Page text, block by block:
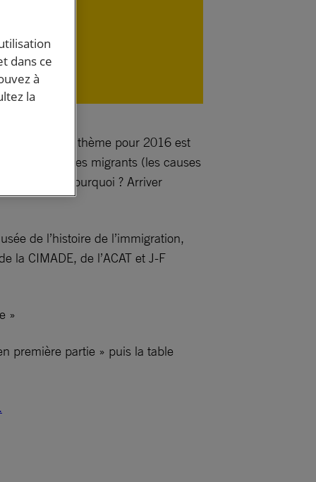
dont le thème pour 2016 est
l’itinéraire des migrants (les causes
– partir pourquoi ? Arriver
de l’histoire de l’immigration,
la CIMADE, de l’ACAT et J-F
»
première partie » puis la table
dans ce
à
la